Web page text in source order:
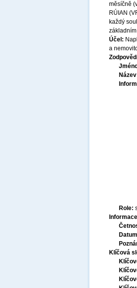
měsíčně
RÚIAN
každý
Účel:
a
Role:
Klíčová